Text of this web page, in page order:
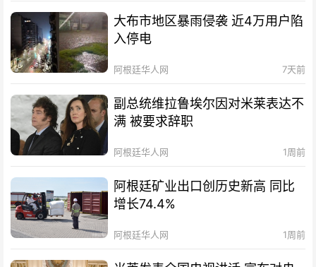
大布市地区暴雨侵袭 近4万用户陷
入停电
阿根廷华人网 7天前
副总统维拉鲁埃尔因对米莱表达不
满 被要求辞职
阿根廷华人网 1周前
阿根廷矿业出口创历史新高 同比
增长74.4%
阿根廷华人网 1周前